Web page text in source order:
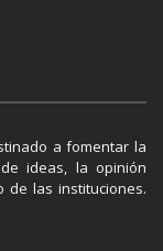
a fomentar la
ideas, la opinión
de las instituciones.